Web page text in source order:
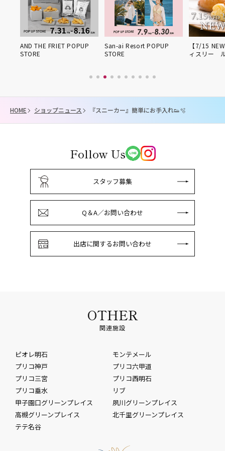
AND THE FRIET POPUP
STORE
San-ai Resort POPUP
STORE
【7/15
ィスリー
HOME ショップニュース 『スニーカー』簡単にお手入れ👟🫧
Follow Us
スタッフ募集
Q＆A／お問い合わせ
出店に関するお問い合わせ
OTHER
関連施設
ピオレ明石
モンテメール
プリコ神戸
プリコ六甲道
プリコ三宮
プリコ西明石
プリコ垂水
リブ
甲子園口グリーンプレイス
夙川グリーンプレイス
高槻グリーンプレイス
北千里グリーンプレイス
テテ名谷